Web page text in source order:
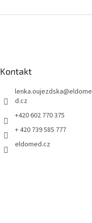
Kontakt
lenka.oujezdska@eldome
d.cz
+420 602 770 375
+ 420 739 585 777
eldomed.cz